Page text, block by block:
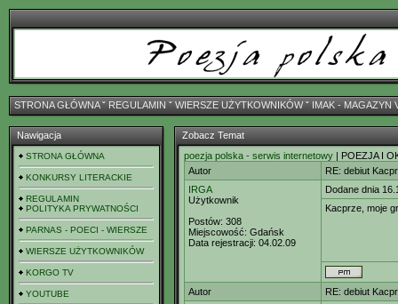
STRONA GŁÓWNAˇ REGULAMIN ˇ WIERSZE UŻYTKOWNIKÓWˇ IMAK - MAGAZYN
Nawigacja
STRONA GŁÓWNA
KONKURSY LITERACKIE
REGULAMIN
POLITYKA PRYWATNOŚCI
PARNAS - POECI - WIERSZE
WIERSZE UŻYTKOWNIKÓW
KORGO TV
YOUTUBE
Zobacz Temat
poezja polska - serwis internetowy | POEZJA I
Autor
RE: debiut
IRGA
Użytkownik
Postów: 308
Miejscowość: Gdańsk
Data rejestracji: 04.02.09
Dodane dnia
Kacprze, moje
Autor
RE: debiut